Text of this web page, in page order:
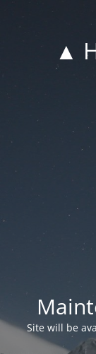
▲
Site will be